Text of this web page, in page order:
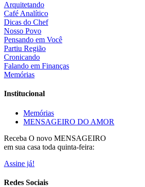
Arquitetando
Café Analítico
Dicas do Chef
Nosso Povo
Pensando em Você
Partiu Região
Cronicando
Falando em Finanças
Memórias
Institucional
Memórias
MENSAGEIRO DO AMOR
Receba O novo MENSAGEIRO
em sua casa toda quinta-feira:
Assine já!
Redes Sociais